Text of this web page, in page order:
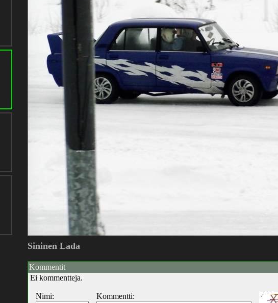
Sininen Lada
Kommentit
Ei kommentteja.
Nimi: Kommentti: